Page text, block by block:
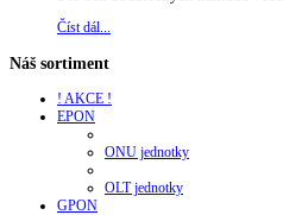
Číst dál...
Náš sortiment
! AKCE !
EPON
ONU jednotky
OLT jednotky
GPON